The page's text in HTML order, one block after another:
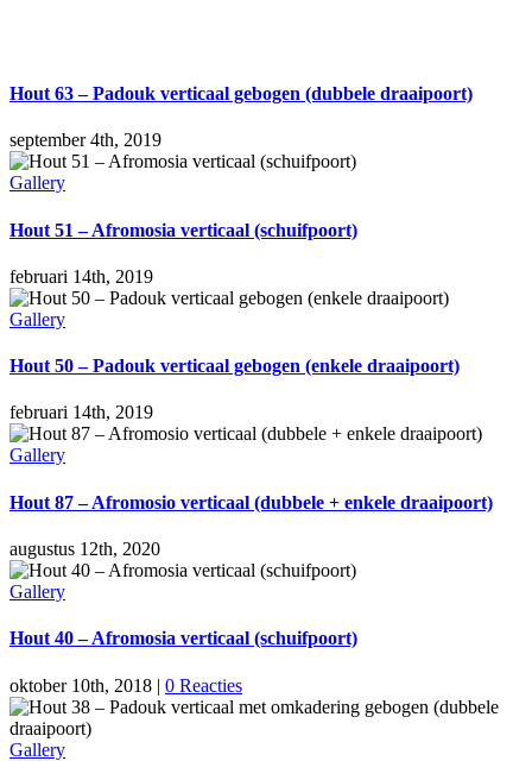
Hout 63 – Padouk verticaal gebogen (dubbele draaipoort)
september 4th, 2019
Gallery
Hout 51 – Afromosia verticaal (schuifpoort)
februari 14th, 2019
Gallery
Hout 50 – Padouk verticaal gebogen (enkele draaipoort)
februari 14th, 2019
Gallery
Hout 87 – Afromosio verticaal (dubbele + enkele draaipoort)
augustus 12th, 2020
Gallery
Hout 40 – Afromosia verticaal (schuifpoort)
oktober 10th, 2018 | 0 Reacties
Gallery